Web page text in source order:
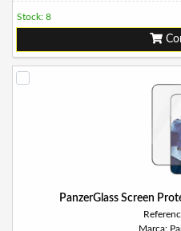
Stock: 8
PanzerGlass Screen
Marca: